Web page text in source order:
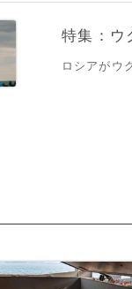
特集：ウ
ロシアがウ